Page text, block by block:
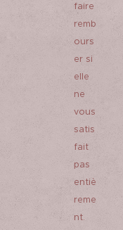
faire
remb
ours
er si
elle
ne
vous
satis
fait
pas
entiè
reme
nt.